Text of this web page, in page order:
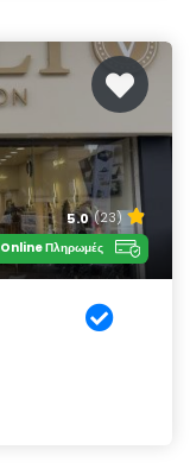
5.0 (23)
Online Πληρωμές